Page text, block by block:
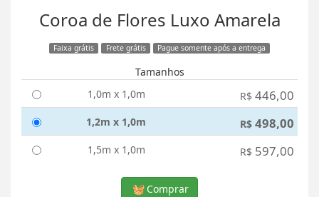
Coroa de Flores Luxo Amarela
Faixa grátis Frete grátis Pague somente após a entrega
Tamanhos
1,0m x 1,0m
R$ 446,00
1,2m x 1,0m R$ 498,00
1,5m x 1,0m R$ 597,00
Comprar